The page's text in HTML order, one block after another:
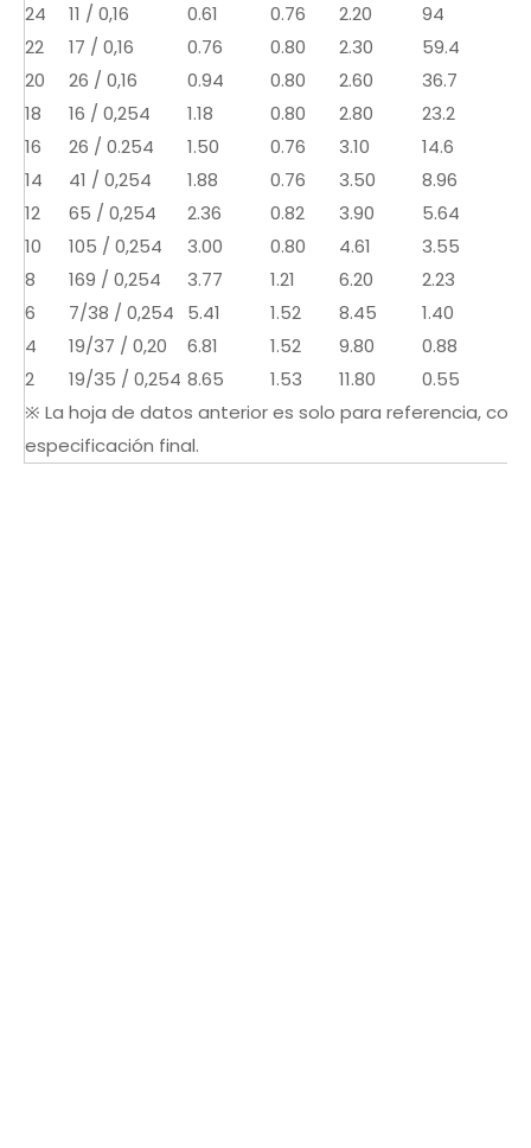
24
11 / 0,16 0.61 0.76 2.20
94
22
17 / 0,16 0.76 0.80 2.30
59.4
20
26 / 0,16 0.94 0.80 2.60
36.7
18
16 / 0,254 1.18 0.80 2.80
23.2
16
26 / 0.254 1.50 0.76 3.10
14.6
14
41 / 0,254 1.88 0.76 3.50
8.96
12
65 / 0,254 2.36 0.82 3.90
5.64
10
105 / 0,254 3.00 0.80 4.61
3.55
8
169 / 0,254 3.77 1.21 6.20
2.23
6
7/38 / 0,254 5.41 1.52 8.45
1.40
4
19/37 / 0,20 6.81 1.52 9.80
0.88
2
19/35 / 0,254 8.65 1.53 11.80
0.55
※ La hoja de datos anterior es solo para referencia,
especificación final.